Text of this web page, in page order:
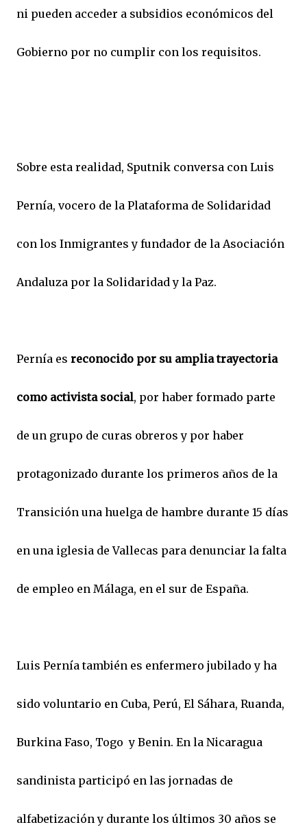
ni pueden acceder a subsidios económicos del
Gobierno por no cumplir con los requisitos.
Sobre esta realidad, Sputnik conversa con Luis
Pernía, vocero de la Plataforma de Solidaridad
con los Inmigrantes y fundador de la Asociación
Andaluza por la Solidaridad y la Paz.
Pernía es reconocido por su amplia trayectoria
como activista social, por haber formado parte
de un grupo de curas obreros y por haber
protagonizado durante los primeros años de la
Transición una huelga de hambre durante 15 días
en una iglesia de Vallecas para denunciar la falta
de empleo en Málaga, en el sur de España.
Luis Pernía también es enfermero jubilado y ha
sido voluntario en Cuba, Perú, El Sáhara, Ruanda,
Burkina Faso, Togo y Benin. En la Nicaragua
sandinista participó en las jornadas de
alfabetización y durante los últimos 30 años se